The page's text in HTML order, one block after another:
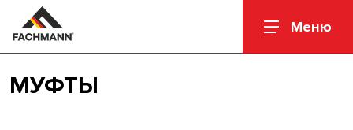
Меню
МУФТЫ